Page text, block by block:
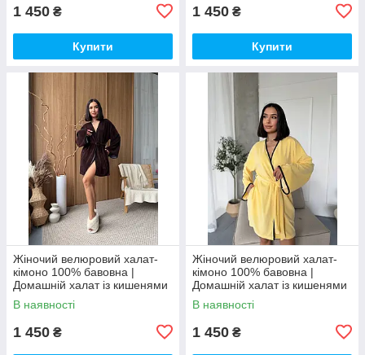
1 450 ₴
Купити
1 450 ₴
Купити
Жіночий велюровий халат-
кімоно 100% бавовна |
Домашній халат із кишенями
| М’який бавовняний халат
В наявності
1 450 ₴
Жіночий велюровий халат-
кімоно 100% бавовна |
Домашній халат із кишенями
| М’який бавовняний халат
В наявності
1 450 ₴